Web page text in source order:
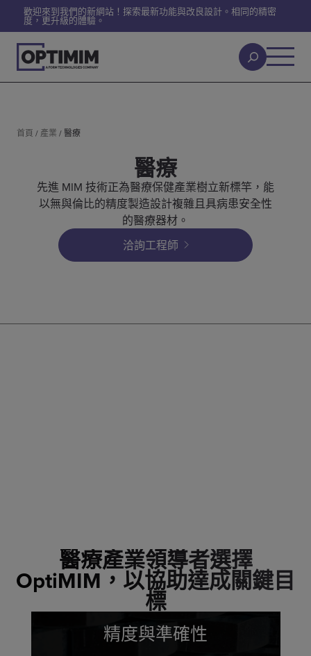
歡迎來到我們的新網站！探索最新功能與改良設計。相同的精密
度，更升級的體驗。
首頁 / 產業 /醫療
醫療
先進 MIM 技術正為醫療保健產業樹立新標竿，能
以無與倫比的精度製造設計複雜且具病患安全性
的醫療器材。
洽詢工程師
醫療產業領導者選擇
OptiMIM，以協助達成關鍵目
標
精度與準確性